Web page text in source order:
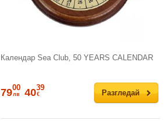
Календар Sea Club, 50 YEARS CALENDAR
Разгледай
7900
лв 4039
€